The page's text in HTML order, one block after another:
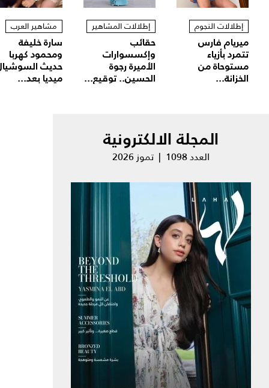
إطلالات النجوم
ميريام فارس
تتمرد بأزياء
مستوحاة من
الخزانة...
إطلالات المشاهير
حقائب
وإكسسوارات
الأميرة رجوة
الحسين.. توقيع...
مشاهير العرب
سارة خليفة
ومحمود كهربا
حديث
ميديا بعد...
المجلة الالكترونية
العدد 1098 | تموز 2026